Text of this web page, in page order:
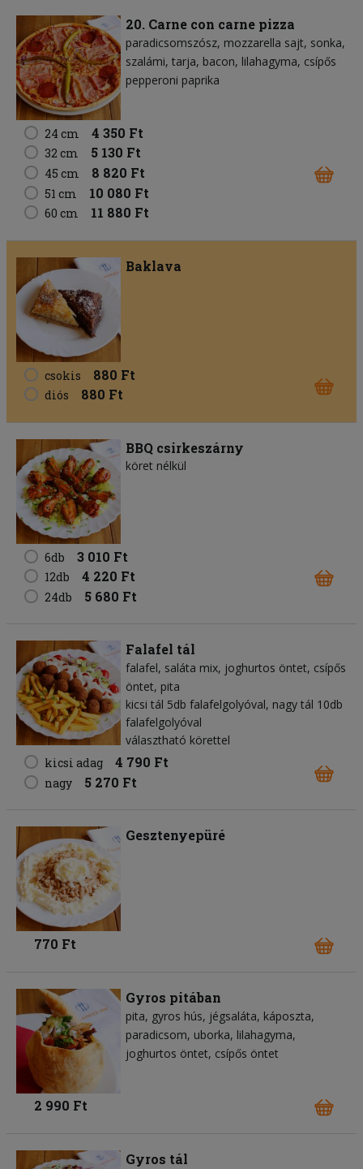
20. Carne con carne pizza
paradicsomszósz mozzarella sajt sonka
szalámi tarja bacon lilahagyma csípős
pepperoni paprika
24 cm 4 350 Ft
32 cm 5 130 Ft
45 cm 8 820 Ft
51 cm 10 080 Ft
60 cm 11 880 Ft
Baklava
csokis 880 Ft
diós 880 Ft
BBQ csirkeszárny
köret nélkül
6db 3 010 Ft
12db 4 220 Ft
24db 5 680 Ft
Falafel tál
falafel saláta mix joghurtos öntet csípős
öntet pita
kicsi tál 5db falafelgolyóval, nagy tál 10db
falafelgolyóval
választható körettel
kicsi adag
4 790 Ft
nagy 5 270 Ft
Gesztenyepüré
770 Ft
Gyros pitában
pita gyros hús jégsaláta káposzta
paradicsom uborka lilahagyma
joghurtos öntet csípős öntet
2 990 Ft
Gyros tál